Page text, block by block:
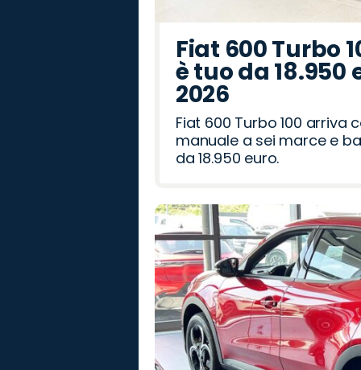
Fiat 600 Turbo
è tuo da
2026
Fiat 600 Turbo 100 arriva
manuale a sei marce e
da 18.950 euro.